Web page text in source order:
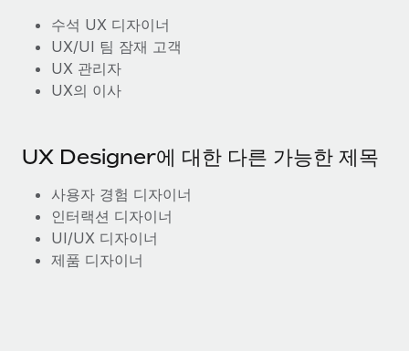
수석 UX 디자이너
UX/UI 팀 잠재 고객
UX 관리자
UX의 이사
UX Designer에 대한 다른 가능한 제목
사용자 경험 디자이너
인터랙션 디자이너
UI/UX 디자이너
제품 디자이너